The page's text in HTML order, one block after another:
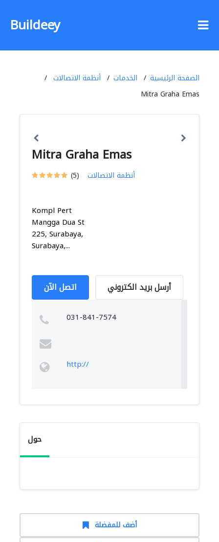
Buildeey
الصفحة الرئيسية الخدمات
أنظمة الاتصالات
Mitra Graha Emas
Mitra Graha Emas
(5) أنظمة الاتصالات
Kompl Pert
Mangga Dua St
225, Surabaya,
Surabaya,...
اتصل الآن أرسل بريد الكتروني
031-841-7574
http://
حول
أضف للمفضلة